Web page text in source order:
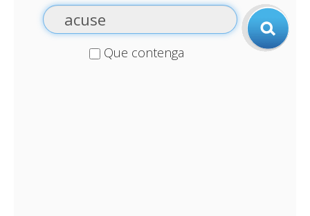
Que contenga